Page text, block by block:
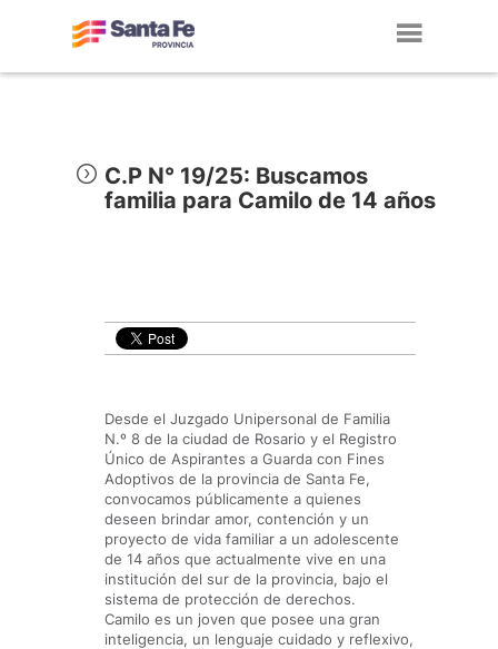
C.P N° 19/25: Buscamos
familia para Camilo de 14 años
Desde el Juzgado Unipersonal de Familia
N.º 8 de la ciudad de Rosario y el Registro
Único de Aspirantes a Guarda con Fines
Adoptivos de la provincia de Santa Fe,
convocamos públicamente a quienes
deseen brindar amor, contención y un
proyecto de vida familiar a un adolescente
de 14 años que actualmente vive en una
institución del sur de la provincia, bajo el
sistema de protección de derechos.
Camilo es un joven que posee una gran
inteligencia, un lenguaje cuidado y reflexivo,